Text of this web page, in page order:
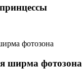
ширма фотозона